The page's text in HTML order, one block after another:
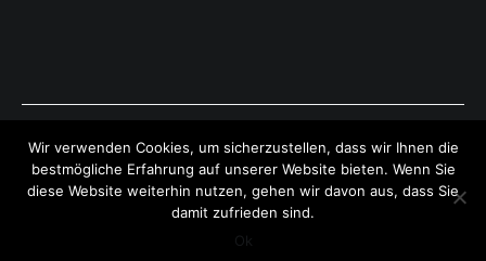
Copyright © 2026ExpressAntworten.com . All rights reserved.
Theme:Cenote by ThemeGrill. Powered byWordPress .
Wir verwenden Cookies, um sicherzustellen, dass wir Ihnen die
bestmögliche Erfahrung auf unserer Website bieten. Wenn Sie
diese Website weiterhin nutzen, gehen wir davon aus, dass Sie
damit zufrieden sind.
Ok